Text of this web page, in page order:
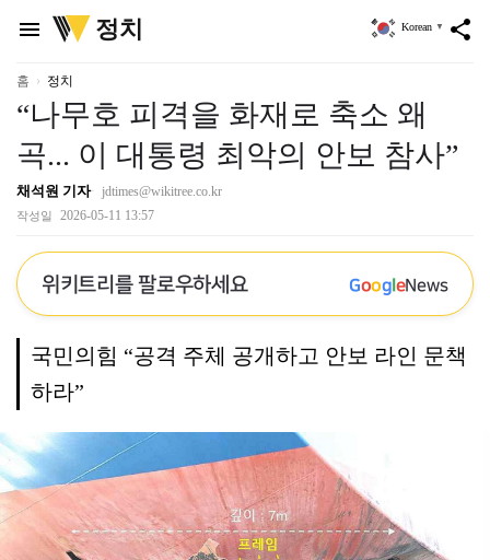
menu
위
키
정치 share
Korean ▼
홈 정치
“나무호 피격을 화재로 축소 왜
곡... 이 대통령 최악의 안보 참사”
채석원 기자 jdtimes@wikitree.co.kr
작성일 2026-05-11 13:57
위키트리를 팔로우하세요 GoogleNews
국민의힘 “공격 주체 공개하고 안보 라인 문책
하라”